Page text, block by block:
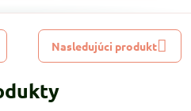
Nasledujúci produkt